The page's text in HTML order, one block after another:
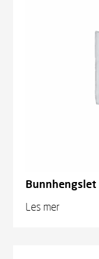
Bunnhengslet
Les mer